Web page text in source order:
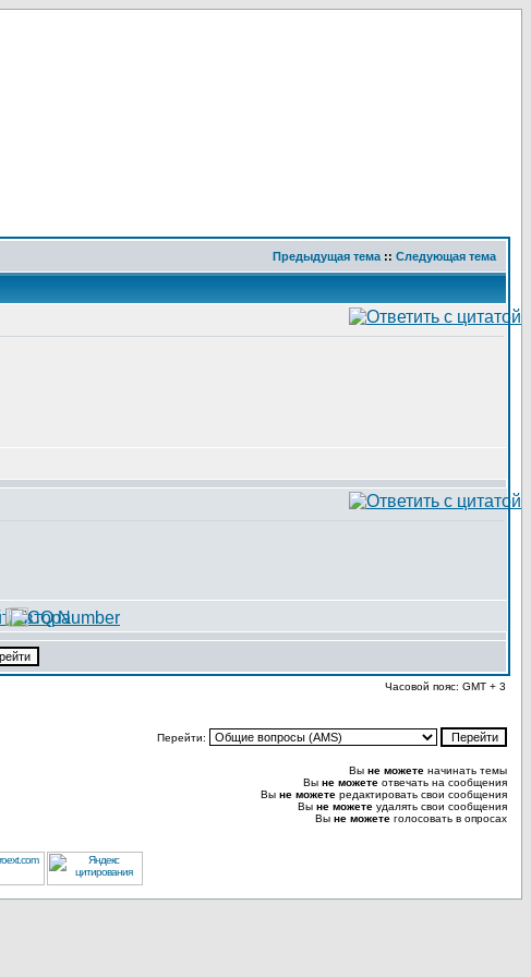
Предыдущая тема :: Следующая тема
Часовой пояс: GMT + 3
Перейти:
Вы не можете начинать темы
Вы не можете отвечать на сообщения
Вы не можете редактировать свои сообщения
Вы не можете удалять свои сообщения
Вы не можете голосовать в опросах